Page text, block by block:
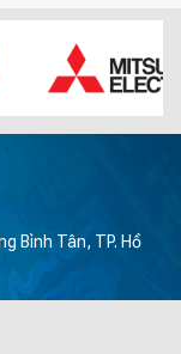
Bình Tân, TP. Hồ